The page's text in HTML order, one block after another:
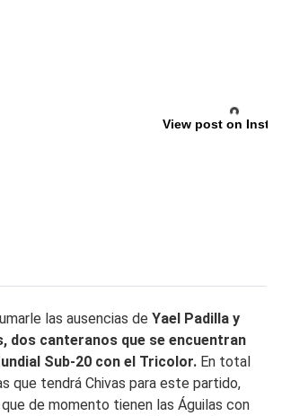
View post on
las ausencias de Yael Padilla y
dos canteranos que se encuentran
Sub-20 con el Tricolor. En total
que tendrá Chivas para este partido,
de momento tienen las Águilas con